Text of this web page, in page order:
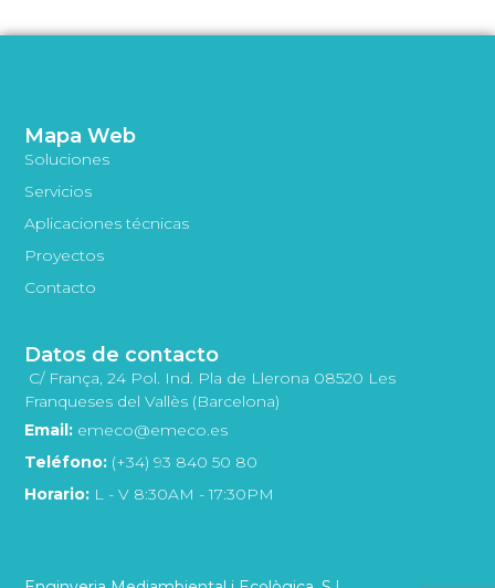
Mapa Web
Soluciones
Servicios
Aplicaciones técnicas
Proyectos
Contacto
Datos de contacto
C/ França, 24 Pol. Ind. Pla de Llerona 08520 Les
Franqueses del Vallès (Barcelona)
Email: emeco@emeco.es
Teléfono: (+34) 93 840 50 80
Horario: L - V 8:30AM - 17:30PM